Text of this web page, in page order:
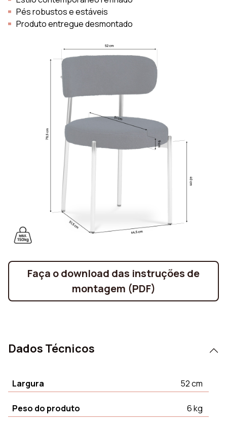
Pés robustos e estáveis
Produto entregue desmontado
Faça o download das instruções de
montagem (PDF)
Dados Técnicos
Largura 52 cm
Peso do produto 6 kg